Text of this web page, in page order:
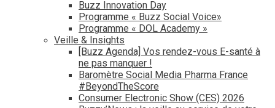
Buzz Innovation Day
Programme « Buzz Social Voice»
Programme « DOL Academy »
Veille & Insights
[Buzz Agenda] Vos rendez-vous E-santé à
ne pas manquer !
Baromètre Social Media Pharma France
#BeyondTheScore
Consumer Electronic Show (CES) 2026